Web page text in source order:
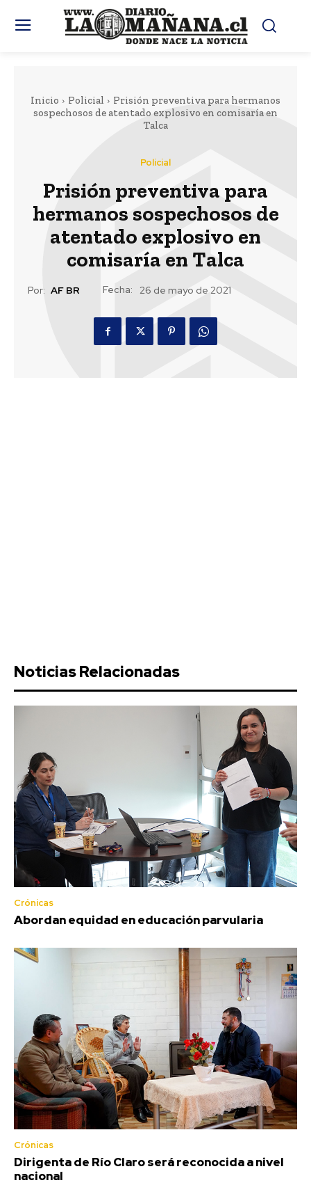
Inicio Policial
Prisión preventiva para hermanos
sospechosos de atentado explosivo en comisaría en
Talca
Policial
Prisión preventiva para
hermanos sospechosos de
atentado explosivo en
comisaría en Talca
Por: AF BR Fecha: 26 de mayo de 2021
Noticias Relacionadas
Crónicas
Abordan equidad en educación parvularia
Crónicas
Dirigenta de Río Claro será reconocida a nivel
nacional